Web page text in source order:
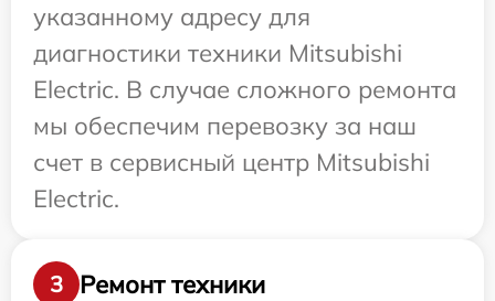
указанному адресу для
диагностики техники Mitsubishi
Electric. В случае сложного ремонта
мы обеспечим перевозку за наш
счет в сервисный центр Mitsubishi
Electric.
3
Ремонт техники